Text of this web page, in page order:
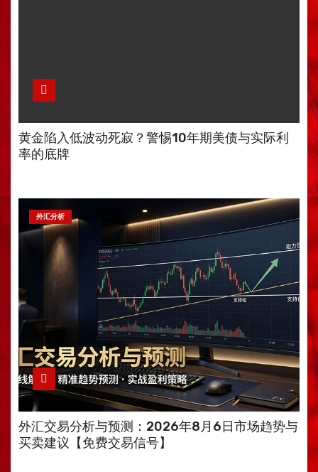
黄金陷入低波动死寂？警惕10年期美债与实际利
率的底牌
外汇分析
外汇交易分析与预测：2026年8月6日市场趋势与
买卖建议【免费交易信号】